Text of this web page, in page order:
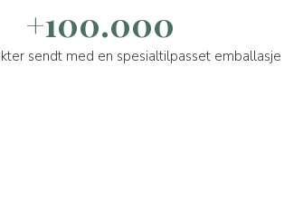
+100.000
sendt med en spesialtilpasset emballasje